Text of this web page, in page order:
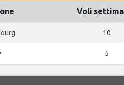
Voli
10
5